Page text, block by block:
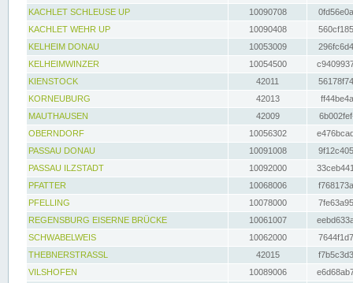
KACHLET SCHLEUSE UP
10090708
KACHLET WEHR UP
10090408
KELHEIM DONAU
10053009
KELHEIMWINZER
10054500
KIENSTOCK
42011
KORNEUBURG
42013
MAUTHAUSEN
42009
OBERNDORF
10056302
PASSAU DONAU
10091008
PASSAU ILZSTADT
10092000
PFATTER
10068006
PFELLING
10078000
REGENSBURG EISERNE BRÜCKE
10061007
SCHWABELWEIS
10062000
THEBNERSTRASSL
42015
VILSHOFEN
10089006